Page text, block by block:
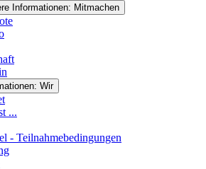
Informationen: Mitmachen
Wir
...
- Teilnahmebedingungen